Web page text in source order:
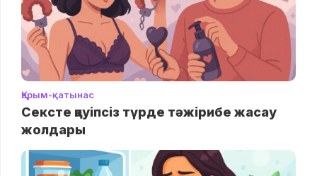
Қарым-қатынас
Сексте қауіпсіз түрде тәжірибе жасау
жолдары